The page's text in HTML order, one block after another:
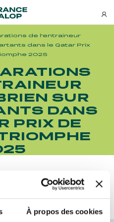
À propos des cookies
billetterie
ÉQUIN
ÉQUIN
et
rien !
de l'entraineur
dans le Qatar Prix
2025
SUR
DANS
PRIX DE